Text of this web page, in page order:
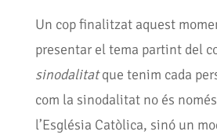
Un cop finalitzat aquest
presentar el tema partint del
sinodalitatque tenim cada
com la sinodalitat no és
l’Església Catòlica, sinó un